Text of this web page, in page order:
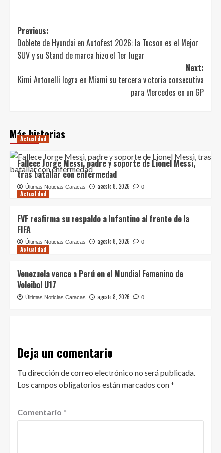
Post
navigation
Previous:
Doblete de Hyundai en Autofest 2026: la Tucson es el Mejor
SUV y su Stand de marca hizo el 1er lugar
Next:
Kimi Antonelli logra en Miami su tercera victoria consecutiva
para Mercedes en un GP
Más historias
Actualidad
Fallece Jorge Messi, padre y soporte de Lionel Messi,
tras batallar con enfermedad
Últimas Noticias Caracas agosto 8, 2026 0
Actualidad
FVF reafirma su respaldo a Infantino al frente de la
FIFA
Últimas Noticias Caracas agosto 8, 2026 0
Actualidad
Venezuela vence a Perú en el Mundial Femenino de
Voleibol U17
Últimas Noticias Caracas agosto 8, 2026 0
Deja un comentario
Tu dirección de correo electrónico no será publicada.
Los campos obligatorios están marcados con*
Comentario *